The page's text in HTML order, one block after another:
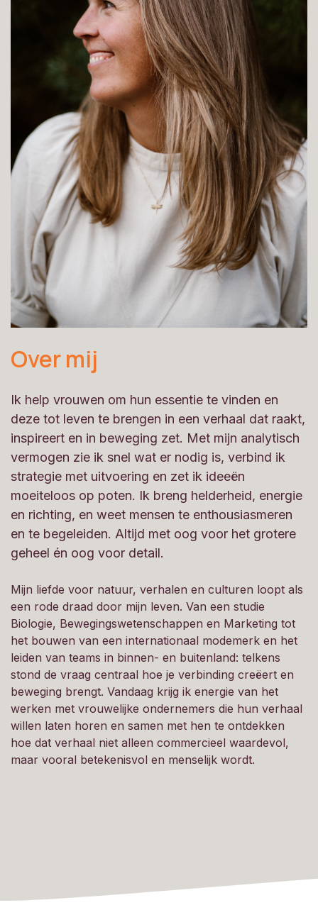
Over mij
Ik help vrouwen om hun essentie te vinden en
deze tot leven te brengen in een verhaal dat raakt,
inspireert en in beweging zet. Met mijn analytisch
vermogen zie ik snel wat er nodig is, verbind ik
strategie met uitvoering en zet ik ideeën
moeiteloos op poten. Ik breng helderheid, energie
en richting, en weet mensen te enthousiasmeren
en te begeleiden. Altijd met oog voor het grotere
geheel én oog voor detail.
Mijn liefde voor natuur, verhalen en culturen loopt als
een rode draad door mijn leven. Van een studie
Biologie, Bewegingswetenschappen en Marketing tot
het bouwen van een internationaal modemerk en het
leiden van teams in binnen- en buitenland: telkens
stond de vraag centraal hoe je verbinding creëert en
beweging brengt. Vandaag krijg ik energie van het
werken met vrouwelijke ondernemers die hun verhaal
willen laten horen en samen met hen te ontdekken
hoe dat verhaal niet alleen commercieel waardevol,
maar vooral betekenisvol en menselijk wordt.